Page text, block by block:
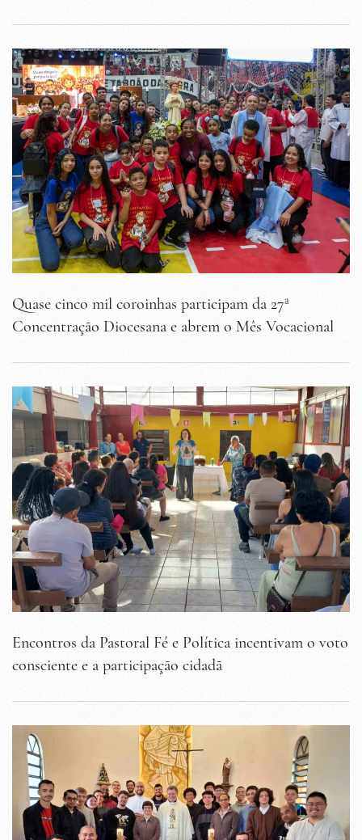
Quase cinco mil coroinhas participam da 27ª
Concentração Diocesana e abrem o Mês Vocacional
Encontros da Pastoral Fé e Política incentivam o voto
consciente e a participação cidadã